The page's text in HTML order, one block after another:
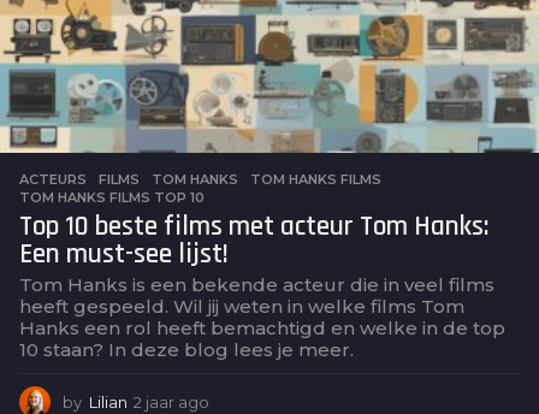
ACTEURS ,FILMS TOM HANKS ,TOM HANKS FILMS
TOM HANKS FILMS TOP 10
Top 10 beste films met acteur Tom Hanks:
Een must-see lijst!
Tom Hanks is een bekende acteur die in veel films
heeft gespeeld. Wil jij weten in welke films Tom
Hanks een rol heeft bemachtigd en welke in de top
10 staan? In deze blog lees je meer.
by Lilian 2 jaar ago